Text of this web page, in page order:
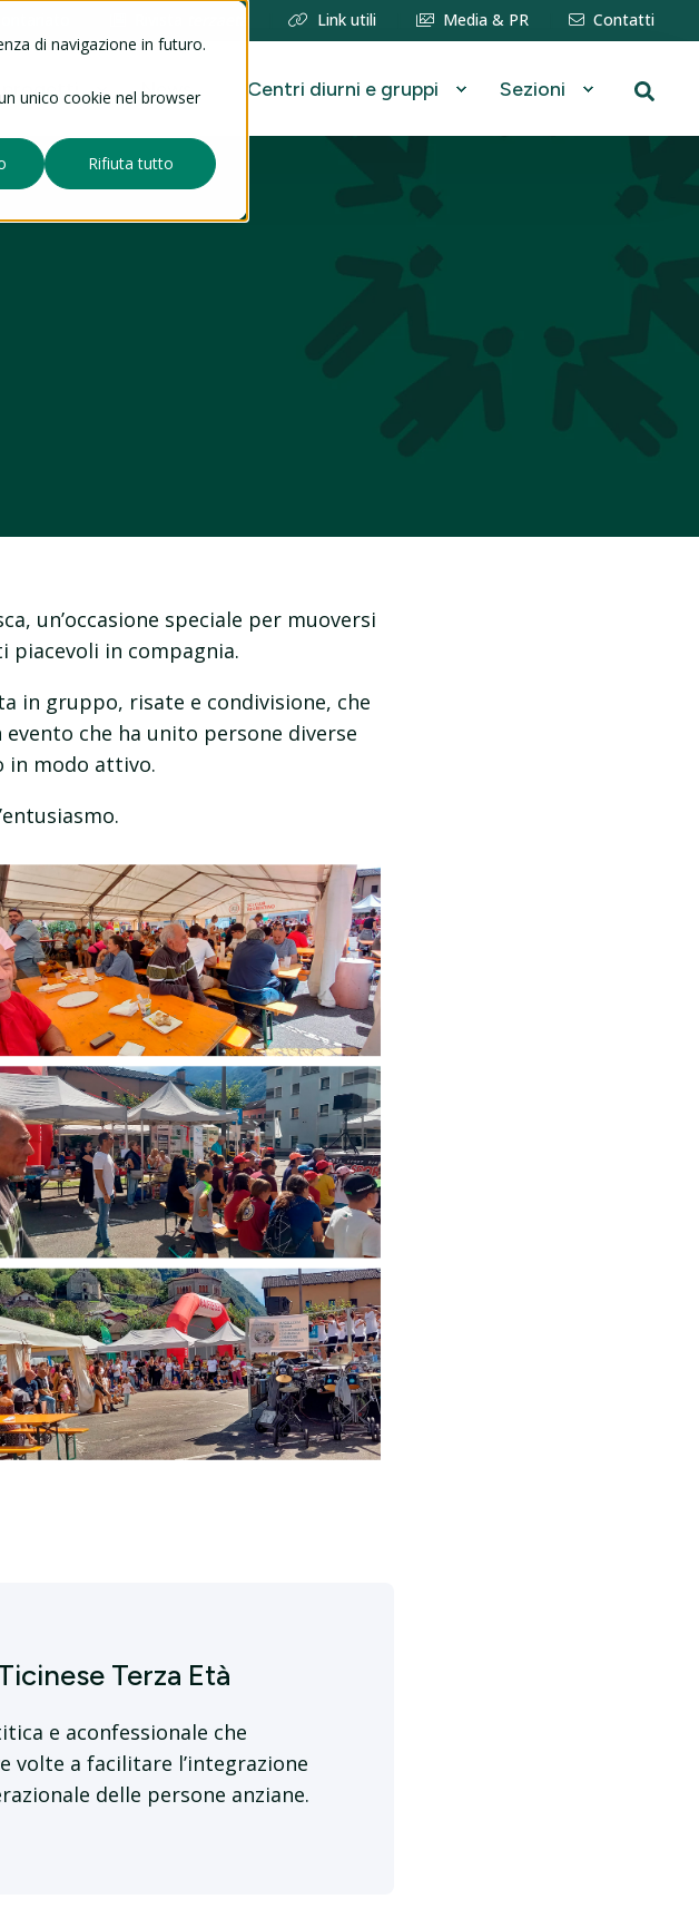
di navigazione in futuro.
unico cookie nel browser
Rifiuta tutto
Link utili Media & PR Contatti
News Centri diurni e gruppi Sezioni
un’occasione speciale per muoversi
piacevoli in compagnia.
in gruppo, risate e condivisione, che
che ha unito persone diverse
in modo attivo.
Terza Età
e aconfessionale che
volte a facilitare l’integrazione
delle persone anziane.